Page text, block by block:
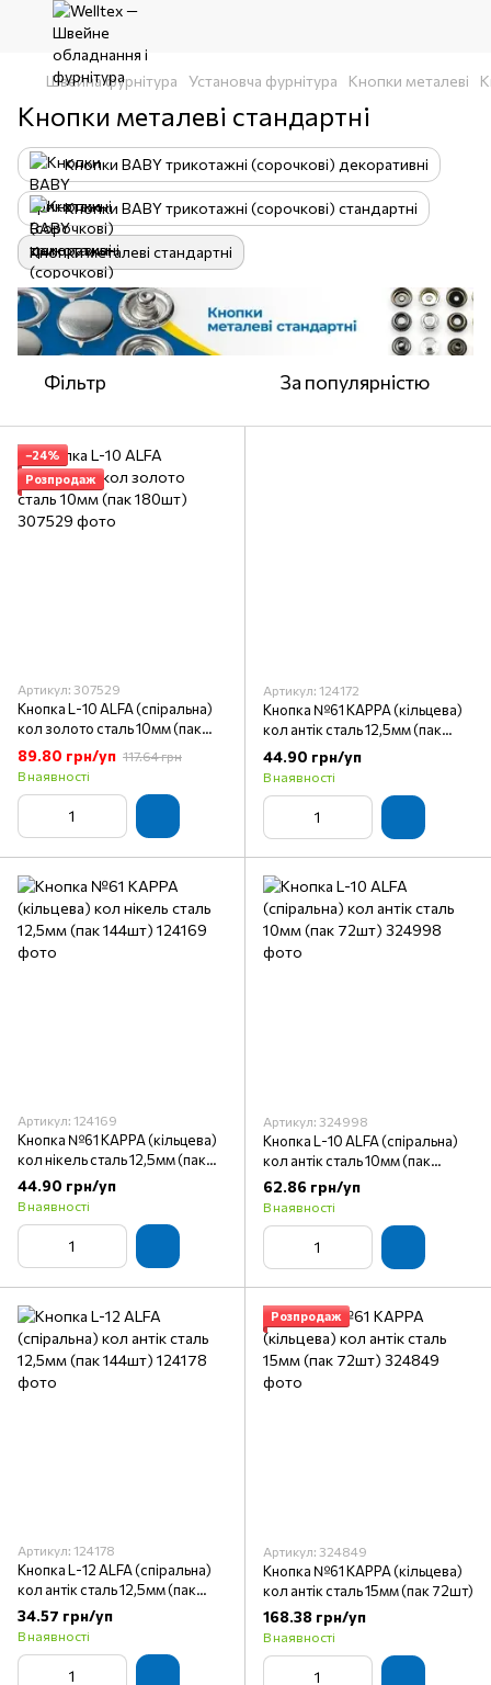
Швейна фурнітура Установча фурнітура Кнопки металеві
Кнопки металеві стандартні
Кнопки BABY трикотажні (сорочкові) декоративні
Кнопки BABY трикотажні (сорочкові) стандартні
Кнопки металеві стандартні
Фільтр За популярністю
−24%
Розпродаж
Артикул: 307529
Кнопка L-10 ALFA (спіральна)
кол золото сталь 10мм (пак
180шт)
89.80 грн/уп 117.64 грн
В наявності
Артикул: 124172
Кнопка №61 KAPPA (кільцева)
кол антік сталь 12,5мм (пак
144шт)
44.90 грн/уп
В наявності
Артикул: 124169
Кнопка №61 KAPPA (кільцева)
кол нікель сталь 12,5мм (пак
144шт)
44.90 грн/уп
В наявності
Артикул: 324998
Кнопка L-10 ALFA (спіральна)
кол антік сталь 10мм (пак
72шт)
62.86 грн/уп
В наявності
Артикул: 124178
Кнопка L-12 ALFA (спіральна)
кол антік сталь 12,5мм (пак
144шт)
34.57 грн/уп
В наявності
Розпродаж
Артикул: 324849
Кнопка №61 KAPPA (кільцева)
кол антік сталь 15мм (пак 72шт)
168.38 грн/уп
В наявності